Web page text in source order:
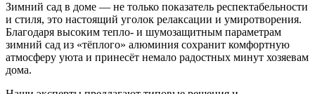
Зимний сад в доме — не только показатель респектабельности
и стиля, это настоящий уголок релаксации и умиротворения.
Благодаря высоким тепло- и шумозащитным параметрам
зимний сад из «тёплого» алюминия сохранит комфортную
атмосферу уюта и принесёт немало радостных минут хозяевам
дома.